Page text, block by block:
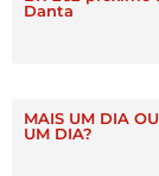
Danta
MAIS UM DIA
UM DIA?